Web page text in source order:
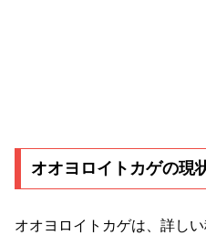
オオヨロイトカゲの現
オオヨロイトカゲは、詳し